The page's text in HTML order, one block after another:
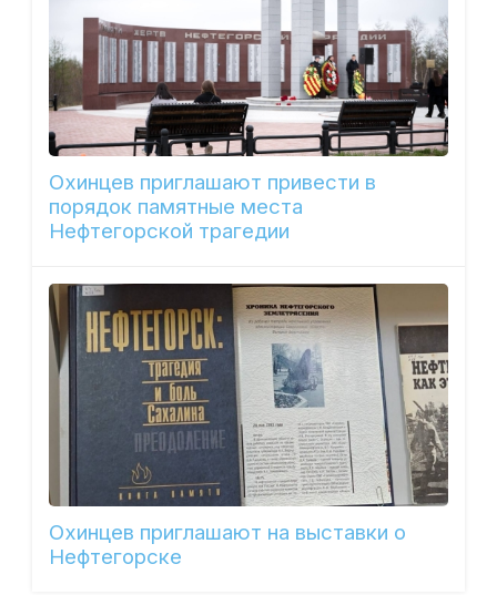
Охинцев приглашают привести в
порядок памятные места
Нефтегорской трагедии
Охинцев приглашают на выставки о
Нефтегорске